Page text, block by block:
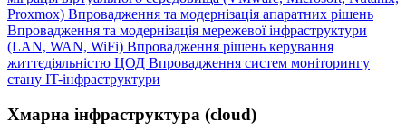
Proxmox) Впровадження та модернізація апаратних рішень
Впровадження та модернізація мережевої інфраструктури
(LAN, WAN, WiFi) Впровадження рішень керування
життєдіяльністю ЦОД Впровадження систем моніторингу
стану IT-інфраструктури
Хмарна інфраструктура (cloud)